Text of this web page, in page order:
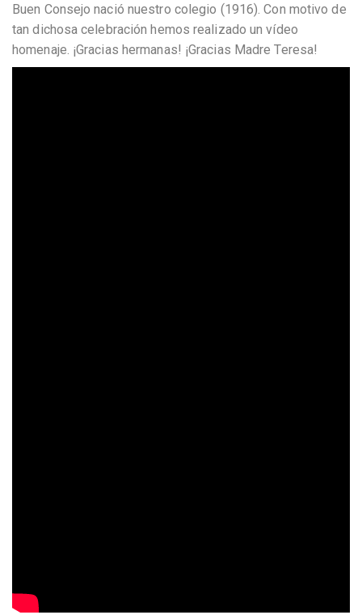
Buen Consejo nació nuestro colegio (1916). Con motivo de
tan dichosa celebración hemos realizado un vídeo
homenaje. ¡Gracias hermanas! ¡Gracias Madre Teresa!